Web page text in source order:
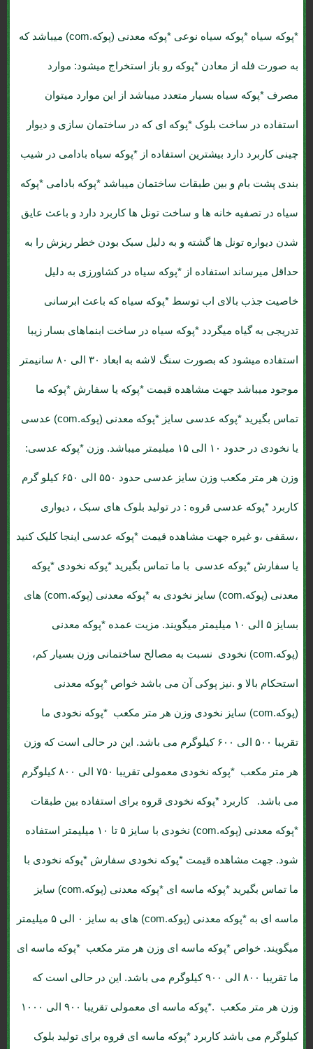
*پوکه سیاه *پوکه سیاه نوعی *پوکه معدنی (پوکه.com) میباشد که
به صورت فله از معادن *پوکه رو باز استخراج میشود: موارد
مصرف *پوکه سیاه بسیار متعدد میباشد از این موارد میتوان
استفاده در ساخت بلوک *پوکه ای که در ساختمان سازی و دیوار
چینی کاربرد دارد بیشترین استفاده از *پوکه سیاه بادامی در شیب
بندی پشت بام و بین طبقات ساختمان میباشد *پوکه بادامی *پوکه
سیاه در تصفیه خانه ها و ساخت تونل ها کاربرد دارد و باعث عایق
شدن دیواره تونل ها گشته و به دلیل سبک بودن خطر ریزش را به
حداقل میرساند استفاده از *پوکه سیاه در کشاورزی به دلیل
خاصیت جذب بالای اب توسط *پوکه سیاه که باعث ابرسانی
تدریجی به گیاه میگردد *پوکه سیاه در ساخت ابنماهای بسار زیبا
استفاده میشود که بصورت سنگ لاشه به ابعاد ۳۰ الی ۸۰ سانیمتر
موجود میباشد جهت مشاهده قیمت *پوکه یا سفارش *پوکه ما
تماس بگیرید *پوکه عدسی سایز *پوکه معدنی (پوکه.com) عدسی
یا نخودی در حدود ۱۰ الی ۱۵ میلیمتر میباشد. وزن *پوکه عدسی:
وزن هر متر مکعب وزن سایز عدسی حدود ۵۵۰ الی ۶۵۰ کیلو گرم
کاربرد *پوکه عدسی قروه : در تولید بلوک های سبک ، دیواری
،سقفی ،و غیره جهت مشاهده قیمت *پوکه عدسی اینجا کلیک کنید
یا سفارش *پوکه عدسی با ما تماس بگیرید *پوکه نخودی *پوکه
معدنی (پوکه.com) سایز نخودی به *پوکه معدنی (پوکه.com) های
بسایز ۵ الی ۱۰ میلیمتر میگویند. مزیت عمده *پوکه معدنی
(پوکه.com) نخودی نسبت به مصالح ساختمانی وزن بسیار کم،
استحکام بالا و .نیز پوکی آن می باشد خواص *پوکه معدنی
(پوکه.com) سایز نخودی وزن هر متر مکعب *پوکه نخودی ما
تقریبا ۵۰۰ الی ۶۰۰ کیلوگرم می باشد. این در حالی است که وزن
هر متر مکعب *پوکه نخودی معمولی تقریبا ۷۵۰ الی ۸۰۰ کیلوگرم
می باشد. کاربرد *پوکه نخودی قروه برای استفاده بین طبقات
*پوکه معدنی (پوکه.com) نخودی با سایز ۵ تا ۱۰ میلیمتر استفاده
شود. جهت مشاهده قیمت *پوکه نخودی سفارش *پوکه نخودی با
ما تماس بگیرید *پوکه ماسه ای *پوکه معدنی (پوکه.com) سایز
ماسه ای به *پوکه معدنی (پوکه.com) های به سایز ۰ الی ۵ میلیمتر
میگویند. خواص *پوکه ماسه ای وزن هر متر مکعب *پوکه ماسه ای
ما تقریبا ۸۰۰ الی ۹۰۰ کیلوگرم می باشد. این در حالی است که
وزن هر متر مکعب .*پوکه ماسه ای معمولی تقریبا ۹۰۰ الی ۱۰۰۰
کیلوگرم می باشد کاربرد *پوکه ماسه ای قروه برای تولید بلوک